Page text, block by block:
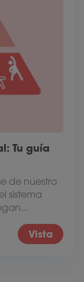
Tu guía
de nuestro
sistema
Vista